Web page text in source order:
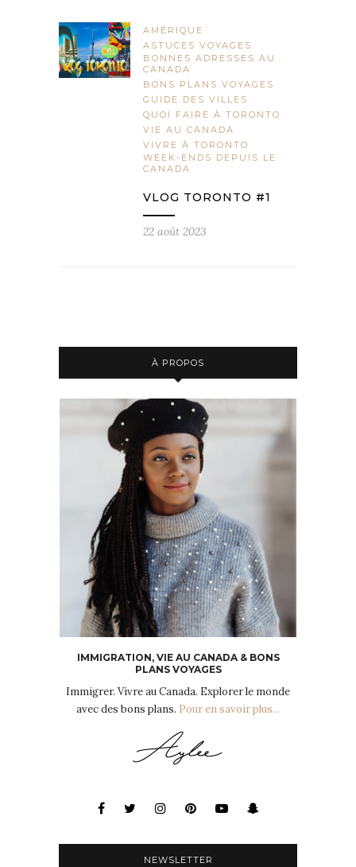
AMÉRIQUE
ASTUCES VOYAGES
BONNES ADRESSES AU
CANADA
BONS PLANS VOYAGES
GUIDE DES VILLES
QUOI FAIRE À TORONTO
VIE AU CANADA
VIVRE À TORONTO
WEEK-ENDS DEPUIS LE
CANADA
VLOG TORONTO #1
22 août 2023
À PROPOS
IMMIGRATION, VIE AU CANADA & BONS
PLANS VOYAGES
Immigrer. Vivre au Canada. Explorer le monde
avec des bons plans. Pour en savoir plus...
NEWSLETTER